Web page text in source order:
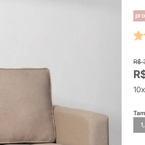
R$